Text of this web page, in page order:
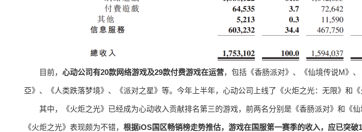
目前， 心动公司有20款网络游戏及29款付费游戏在运营，包括《香肠派对》、《仙境传说M》
亞》、《人类跌落梦境》、《派对之星》等。今年上半年，心动公司上线了《火炬之光：无限》和《
其中，《火炬之光》已经成为心动收入贡献排名第三的游戏，前两名分别是《香肠派对》和《仙
《火炬之光》表现颇为不错， 根据iOS国区畅销榜走势推估，游戏在国服第一赛季的收入，应已突破1